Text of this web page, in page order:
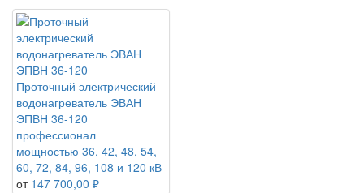
Проточный электрический
водонагреватель ЭВАН
ЭПВН 36-120
профессионал
мощностью 36, 42, 48, 54,
60, 72, 84, 96, 108 и 120 кВ
от 147 700,00 ₽